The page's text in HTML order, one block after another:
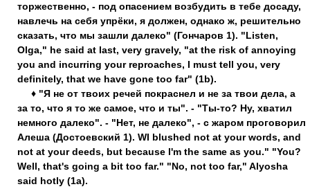
торжественно, - под опасением возбудить в тебе досаду,
навлечь на себя упрёки, я должен, однако ж, решительно
сказать, что мы зашли далеко" (Гончаров 1). "Listen,
Olga," he said at last, very gravely, "at the risk of annoying
you and incurring your reproaches, I must tell you, very
definitely, that we have gone too far" (1b).
♦ "Я не от твоих речей покраснел и не за твои дела, а
за то, что я то же самое, что и ты". - "Ты-то? Ну, хватил
немного далеко". - "Нет, не далеко", - с жаром проговорил
Алеша (Достоевский 1). WI blushed not at your words, and
not at your deeds, but because I'm the same as you." "You?
Well, that's going a bit too far." "No, not too far," Alyosha
said hotly (1a).